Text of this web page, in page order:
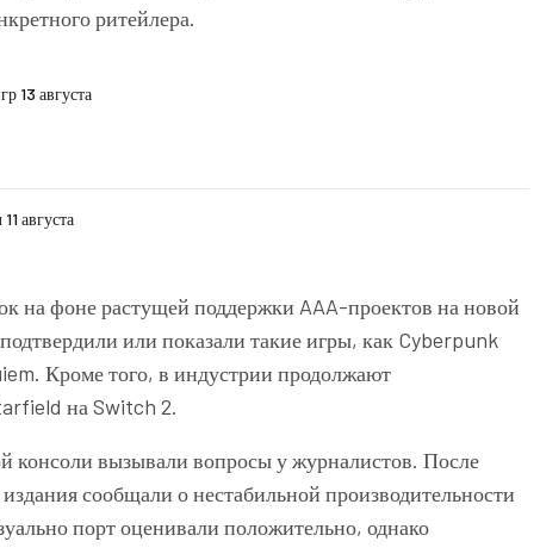
ритейлера.
13 августа
августа
на фоне растущей поддержки AAA-проектов на новой
или показали такие игры, как Cyberpunk
. Кроме того, в индустрии продолжают
на Switch 2.
консоли вызывали вопросы у журналистов. После
сообщали о нестабильной производительности
порт оценивали положительно, однако